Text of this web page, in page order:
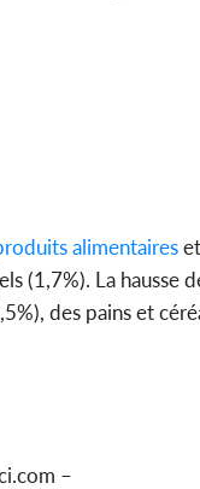
alimentaires
(1,7%). La hausse
des pains et
–